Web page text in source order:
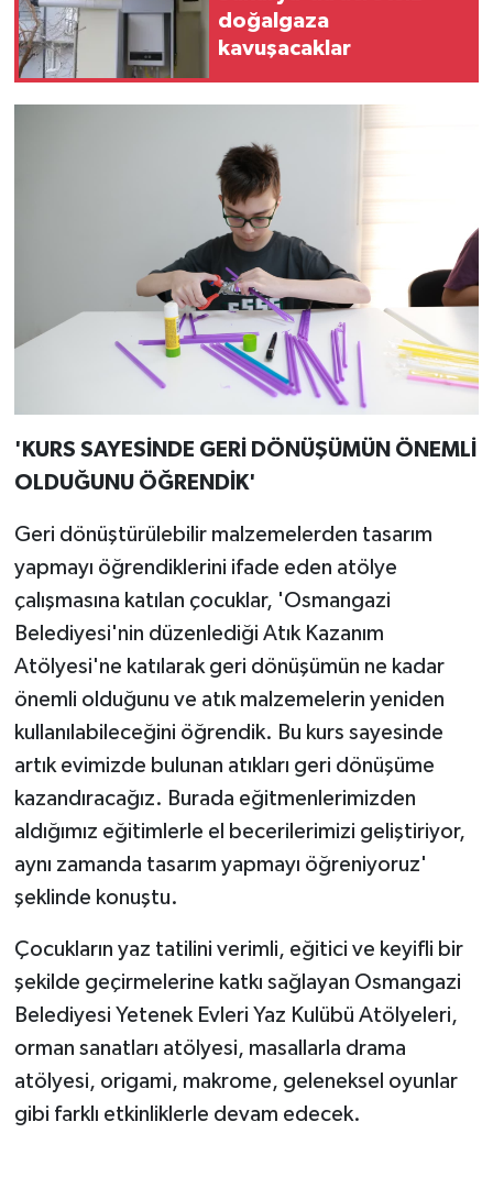
doğalgaza
kavuşacaklar
'KURS SAYESİNDE GERİ DÖNÜŞÜMÜN ÖNEMLİ
OLDUĞUNU ÖĞRENDİK'
Geri dönüştürülebilir malzemelerden tasarım
yapmayı öğrendiklerini ifade eden atölye
çalışmasına katılan çocuklar, 'Osmangazi
Belediyesi'nin düzenlediği Atık Kazanım
Atölyesi'ne katılarak geri dönüşümün ne kadar
önemli olduğunu ve atık malzemelerin yeniden
kullanılabileceğini öğrendik. Bu kurs sayesinde
artık evimizde bulunan atıkları geri dönüşüme
kazandıracağız. Burada eğitmenlerimizden
aldığımız eğitimlerle el becerilerimizi geliştiriyor,
aynı zamanda tasarım yapmayı öğreniyoruz'
şeklinde konuştu.
Çocukların yaz tatilini verimli, eğitici ve keyifli bir
şekilde geçirmelerine katkı sağlayan Osmangazi
Belediyesi Yetenek Evleri Yaz Kulübü Atölyeleri,
orman sanatları atölyesi, masallarla drama
atölyesi, origami, makrome, geleneksel oyunlar
gibi farklı etkinliklerle devam edecek.